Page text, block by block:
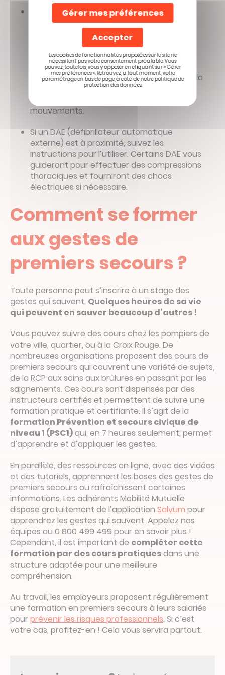
Après chaque compression, laissez la
poitrine de la victime revenir à sa position
d’origine sans retirer complètement vos
mains, mais n’exercez aucune pression
pendant cette phase. Continuez à
effectuer des compressions thoraciques
jusqu’à ce que les secours arrivent ou que la
victime montre des signes de réanimation,
comme une respiration normale ou des
mouvements.
Si un DAE (défibrillateur automatique
externe) est à proximité, suivez les
instructions pour l’utiliser. Certains DAE vous
guideront pour effectuer des compressions
thoraciques et fourniront des chocs
électriques si nécessaire.
Comment se former
aux gestes de
premiers secours ?
Toute personne peut s’inscrire à un stage des
gestes qui sauvent. Quelques heures de sa vie
qui peuvent en sauver beaucoup d’autres !
Vous pouvez suivre des cours chez les pompiers de
votre ville, quartier, ou à la Croix Rouge. De
nombreuses organisations proposent des cours de
premiers secours qui couvrent une variété de sujets,
de la RCP aux soins aux brûlures en passant par les
saignements. Ces cours sont dispensés par des
instructeurs certifiés et permettent de suivre une
formation pratique et certifiante. Il s’agit de la
formation Prévention et secours civique de
niveau 1 (PSC1)qui, en 7 heures seulement, permet
d’apprendre et d’appliquer les gestes.
En parallèle, des ressources en ligne, avec des vidéos
et des tutoriels, apprennent les bases des gestes de
premiers secours ou rafraîchissent certaines
informations. Les adhérents Mobilité Mutuelle
dispose gratuitement de l’application Salvum pour
apprendrez les gestes qui sauvent. Appelez nos
équipes au 0 800 499 499 pour en savoir plus !
Cependant, il est important de compléter cette
formation par des cours pratiquesdans une
structure adaptée pour une meilleure
compréhension.
Au travail, les employeurs proposent régulièrement
une formation en premiers secours à leurs salariés
pour prévenir les risques professionnels. Si c’est
votre cas, profitez-en ! Cela vous servira partout.
Gérer mes préférences
Accepter
Les cookies de fonctionnalités proposées sur le site ne
nécessitent pas votre consentement préalable. Vous
pouvez, toutefois, vous y opposer en cliquant sur « Gérer
mes préférences ». Retrouvez, à tout moment, votre
paramétrage en bas de page, à côté de notre politique de
protection des données.